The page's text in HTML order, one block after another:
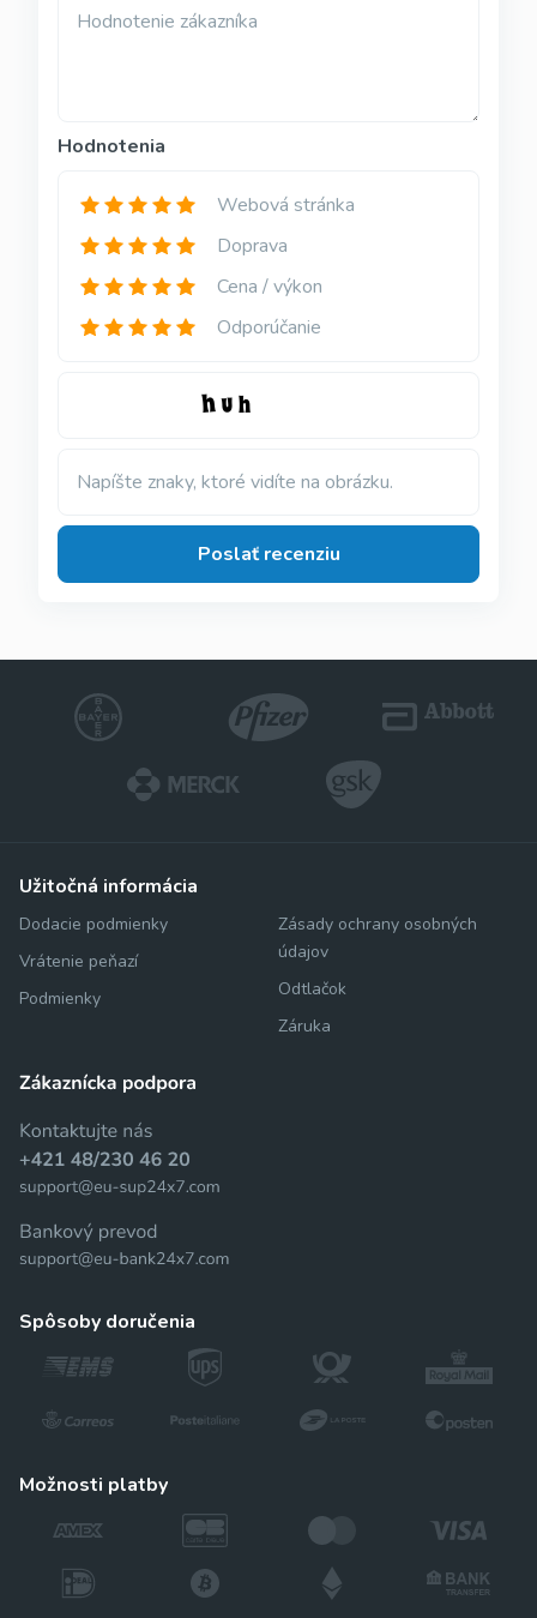
Hodnotenie zákazníka
Hodnotenia
Webová stránka
Doprava
Cena / výkon
Odporúčanie
Napíšte znaky, ktoré vidíte na obrázku.
Poslať recenziu
užitočná informácia
Dodacie podmienky
Vrátenie peňazí
Podmienky
Zásady ochrany osobných
údajov
Odtlačok
Záruka
spôsoby doručenia
možnosti platby